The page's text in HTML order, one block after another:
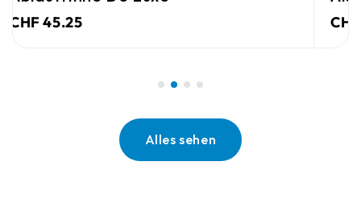
CHF 40.00
Alles sehen